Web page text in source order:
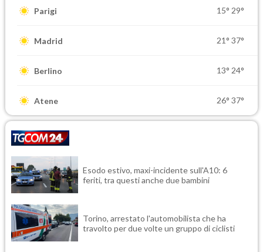
Parigi 15° 29°
Madrid 21° 37°
Berlino 13° 24°
Atene 26° 37°
Esodo estivo, maxi-incidente sull'A10: 6
feriti, tra questi anche due bambini
Torino, arrestato l'automobilista che ha
travolto per due volte un gruppo di ciclisti